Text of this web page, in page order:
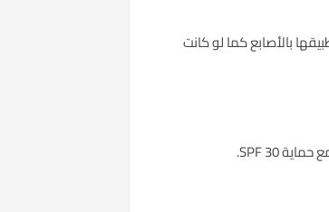
بالأصابع كما لو كانت